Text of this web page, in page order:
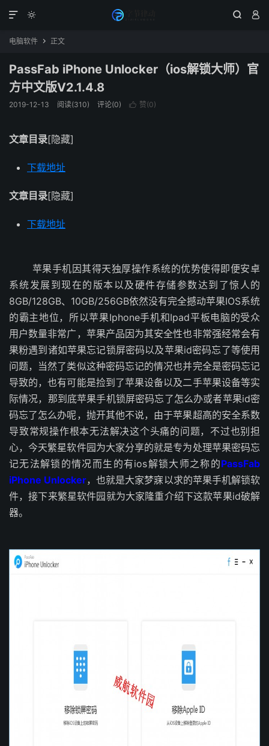
  

电脑软件  正文
PassFab iPhone Unlocker（ios解锁大师）官
方中文版V2.1.4.8
2019-12-13 阅读(310) 评论(0)  赞(0)
文章目录[隐藏]
下载地址
文章目录[隐藏]
下载地址
苹果手机因其得天独厚操作系统的优势使得即便安卓
系统发展到现在的版本以及硬件存储参数达到了惊人的
8GB/128GB、10GB/256GB依然没有完全撼动苹果IOS系统
的霸主地位，所以苹果Iphone手机和Ipad平板电脑的受众
用户数量非常广，苹果产品因为其安全性也非常强经常会有
果粉遇到诸如苹果忘记锁屏密码以及苹果id密码忘了等使用
问题，当然了类似这种密码忘记的情况也并完全是密码忘记
导致的，也有可能是捡到了苹果设备以及二手苹果设备等实
际情况，那到底苹果手机锁屏密码忘了怎么办或者苹果id密
码忘了怎么办呢，抛开其他不说，由于苹果超高的安全系数
导致常规操作根本无法解决这个头痛的问题，不过也别担
心，今天繁星软件园为大家分享的就是专为处理苹果密码忘
记无法解锁的情况而生的有ios解锁大师之称的PassFab
iPhone Unlocker，也就是大家梦寐以求的苹果手机解锁软
件，接下来繁星软件园就为大家隆重介绍下这款苹果id破解
器。